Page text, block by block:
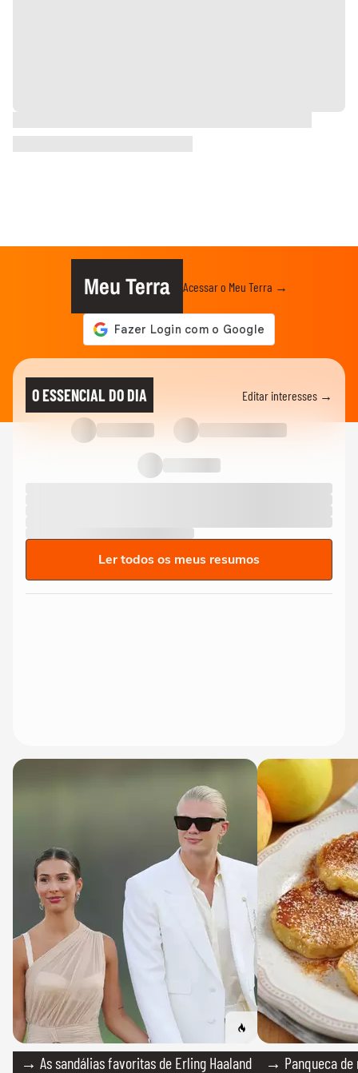
Meu Terra Acessar o Meu Terra →
O ESSENCIAL DO DIA Editar interesses →
Ler todos os meus resumos
→ As sandálias favoritas de Erling Haaland → Panqueca de